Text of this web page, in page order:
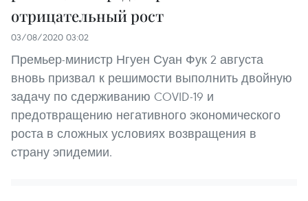
отрицательный рост
03/08/2020 03:02
Премьер-министр Нгуен Суан Фук 2 августа
вновь призвал к решимости выполнить двойную
задачу по сдерживанию COVID-19 и
предотвращению негативного экономического
роста в сложных условиях возвращения в
страну эпидемии.